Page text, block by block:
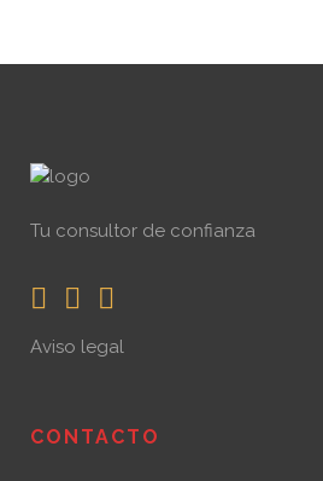
Tu consultor de confianza
Aviso legal
CONTACTO